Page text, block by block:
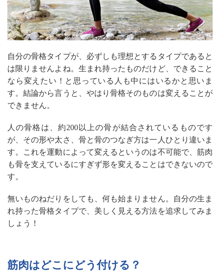
自分の骨格タイプが、必ずしも理想とするタイプであると
は限りませんよね。生まれ持ったものだけど、できること
なら変えたい！と思っている人も中にはいるかと思いま
す。結論から言うと、やはり骨格そのものは変えることが
できません。
人の骨格は、約200以上の骨が結合されているものです
が、その形や太さ、骨と骨のつなぎ方は一人ひとり違いま
す。これを運動によって変えるというのは不可能で、筋肉
も骨を支えているにすぎず形を変えることはできないので
す。
無いものねだりをしても、何も始まりません。自分の生ま
れ持った骨格タイプで、美しく見える方法を追求してみま
しょう！
筋肉はどこにどう付ける？